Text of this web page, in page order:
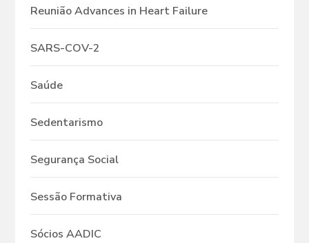
Reunião Advances in Heart Failure
SARS-COV-2
Saúde
Sedentarismo
Segurança Social
Sessão Formativa
Sócios AADIC